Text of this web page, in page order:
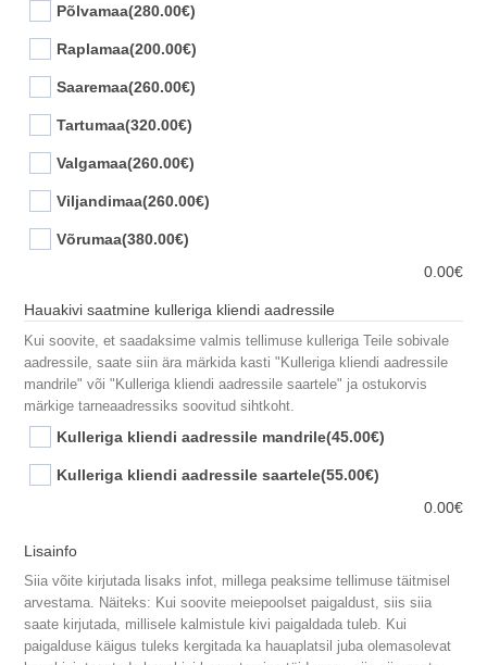
Põlvamaa(280.00€)
Raplamaa(200.00€)
Saaremaa(260.00€)
Tartumaa(320.00€)
Valgamaa(260.00€)
Viljandimaa(260.00€)
Võrumaa(380.00€)
0.00€
Hauakivi saatmine kulleriga kliendi aadressile
Kui soovite, et saadaksime valmis tellimuse kulleriga Teile sobivale
aadressile, saate siin ära märkida kasti "Kulleriga kliendi aadressile
mandrile" või "Kulleriga kliendi aadressile saartele" ja ostukorvis
märkige tarneaadressiks soovitud sihtkoht.
Kulleriga kliendi aadressile mandrile(45.00€)
Kulleriga kliendi aadressile saartele(55.00€)
0.00€
Lisainfo
Siia võite kirjutada lisaks infot, millega peaksime tellimuse täitmisel
arvestama. Näiteks: Kui soovite meiepoolset paigaldust, siis siia
saate kirjutada, millisele kalmistule kivi paigaldada tuleb. Kui
paigalduse käigus tuleks kergitada ka hauaplatsil juba olemasolevat